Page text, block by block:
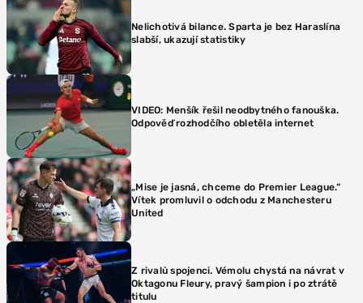
Nelichotivá bilance. Sparta je bez Haraslína
slabší, ukazují statistiky
VIDEO: Menšík řešil neodbytného fanouška.
Odpověď rozhodčího obletěla internet
„Mise je jasná, chceme do Premier League.“
Vítek promluvil o odchodu z Manchesteru
United
Z rivalů spojenci. Vémolu chystá na návrat v
Oktagonu Fleury, pravý šampion i po ztrátě
titulu